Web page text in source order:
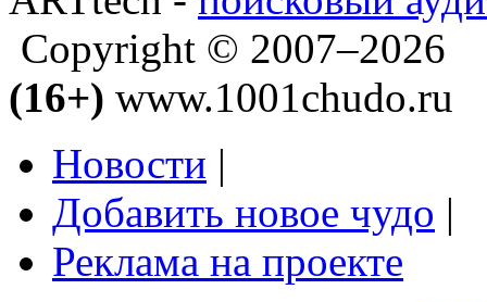
Copyright © 2007–2026
(16+) www.1001chudo.ru
Новости |
Добавить новое чудо |
Реклама на проекте